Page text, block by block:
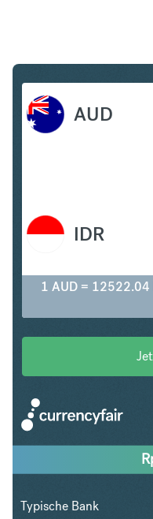
AUD
IDR
1 AUD = 12522.04
Typische Bank